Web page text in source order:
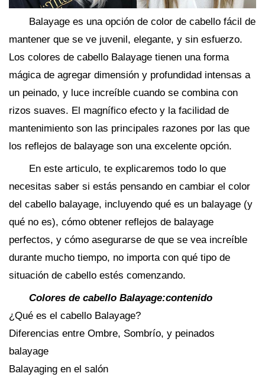
Balayage es una opción de color de cabello fácil de
mantener que se ve juvenil, elegante, y sin esfuerzo.
Los colores de cabello Balayage tienen una forma
mágica de agregar dimensión y profundidad intensas a
un peinado, y luce increíble cuando se combina con
rizos suaves. El magnífico efecto y la facilidad de
mantenimiento son las principales razones por las que
los reflejos de balayage son una excelente opción.
En este articulo, te explicaremos todo lo que
necesitas saber si estás pensando en cambiar el color
del cabello balayage, incluyendo qué es un balayage (y
qué no es), cómo obtener reflejos de balayage
perfectos, y cómo asegurarse de que se vea increíble
durante mucho tiempo, no importa con qué tipo de
situación de cabello estés comenzando.
Colores de cabello Balayage:contenido
¿Qué es el cabello Balayage?
Diferencias entre Ombre, Sombrío, y peinados
balayage
Balayaging en el salón